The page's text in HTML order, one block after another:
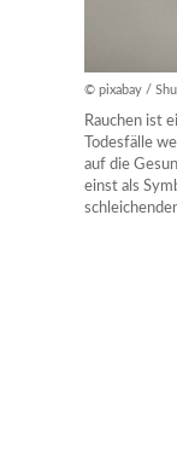
© pixabay /
Rauchen ist
Todesfälle
auf die
einst als